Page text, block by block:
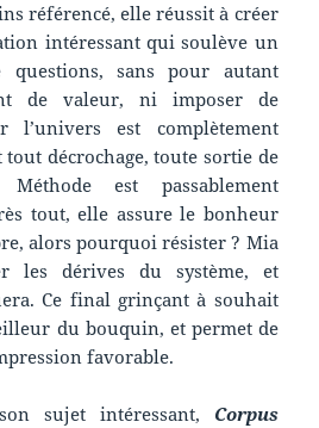
référencé, elle réussit à créer
intéressant qui soulève un
questions, sans pour autant
de valeur, ni imposer de
l’univers est complètement
décrochage, toute sortie de
est passablement
tout, elle assure le bonheur
alors pourquoi résister ? Mia
les dérives du système, et
Ce final grinçant à souhait
du bouquin, et permet de
favorable.
sujet intéressant, Corpus